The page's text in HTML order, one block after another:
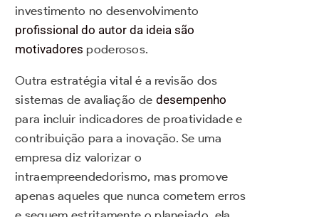
investimento no desenvolvimento
profissional do autor da ideia são
motivadores poderosos.
Outra estratégia vital é a revisão dos
sistemas de avaliação de desempenho
para incluir indicadores de proatividade e
contribuição para a inovação. Se uma
empresa diz valorizar o
intraempreendedorismo, mas promove
apenas aqueles que nunca cometem erros